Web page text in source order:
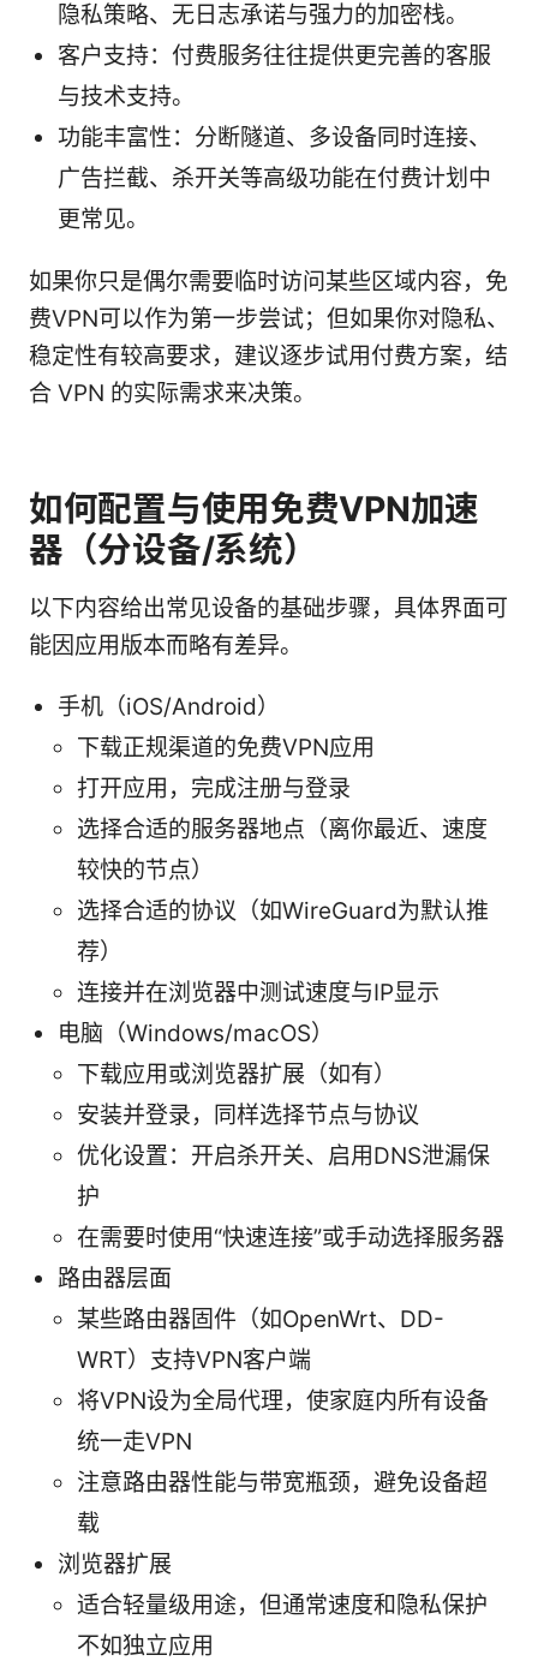
隐私策略、无日志承诺与强力的加密栈。
客户支持：付费服务往往提供更完善的客服
与技术支持。
功能丰富性：分断隧道、多设备同时连接、
广告拦截、杀开关等高级功能在付费计划中
更常见。
如果你只是偶尔需要临时访问某些区域内容，免
费VPN可以作为第一步尝试；但如果你对隐私、
稳定性有较高要求，建议逐步试用付费方案，结
合 VPN 的实际需求来决策。
如何配置与使用免费VPN加速
器（分设备/系统）
以下内容给出常见设备的基础步骤，具体界面可
能因应用版本而略有差异。
手机（iOS/Android）
下载正规渠道的免费VPN应用
打开应用，完成注册与登录
选择合适的服务器地点（离你最近、速度
较快的节点）
选择合适的协议（如WireGuard为默认推
荐）
连接并在浏览器中测试速度与IP显示
电脑（Windows/macOS）
下载应用或浏览器扩展（如有）
安装并登录，同样选择节点与协议
优化设置：开启杀开关、启用DNS泄漏保
护
在需要时使用“快速连接”或手动选择服务器
路由器层面
某些路由器固件（如OpenWrt、DD-
WRT）支持VPN客户端
将VPN设为全局代理，使家庭内所有设备
统一走VPN
注意路由器性能与带宽瓶颈，避免设备超
载
浏览器扩展
适合轻量级用途，但通常速度和隐私保护
不如独立应用